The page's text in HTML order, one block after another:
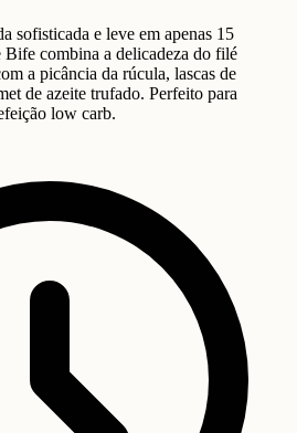
sofisticada e leve em apenas 15
Bife combina a delicadeza do filé
a picância da rúcula, lascas de
de azeite trufado. Perfeito para
low carb.